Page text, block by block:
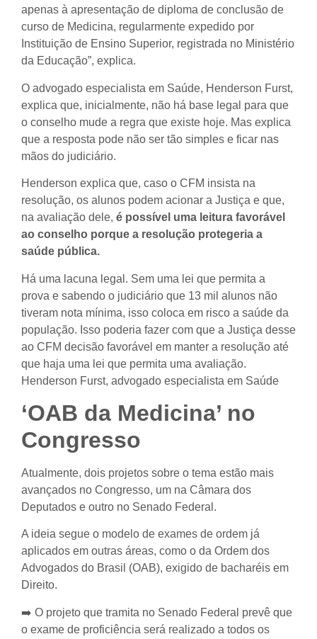
apenas à apresentação de diploma de conclusão de
curso de Medicina, regularmente expedido por
Instituição de Ensino Superior, registrada no Ministério
da Educação”, explica.
O advogado especialista em Saúde, Henderson Furst,
explica que, inicialmente, não há base legal para que
o conselho mude a regra que existe hoje. Mas explica
que a resposta pode não ser tão simples e ficar nas
mãos do judiciário.
Henderson explica que, caso o CFM insista na
resolução, os alunos podem acionar a Justiça e que,
na avaliação dele, é possível uma leitura favorável
ao conselho porque a resolução protegeria a
saúde pública.
Há uma lacuna legal. Sem uma lei que permita a
prova e sabendo o judiciário que 13 mil alunos não
tiveram nota mínima, isso coloca em risco a saúde da
população. Isso poderia fazer com que a Justiça desse
ao CFM decisão favorável em manter a resolução até
que haja uma lei que permita uma avaliação.
Henderson Furst, advogado especialista em Saúde
‘OAB da Medicina’ no
Congresso
Atualmente, dois projetos sobre o tema estão mais
avançados no Congresso, um na Câmara dos
Deputados e outro no Senado Federal.
A ideia segue o modelo de exames de ordem já
aplicados em outras áreas, como o da Ordem dos
Advogados do Brasil (OAB), exigido de bacharéis em
Direito.
➡️ O projeto que tramita no Senado Federal prevê que
o exame de proficiência será realizado a todos os